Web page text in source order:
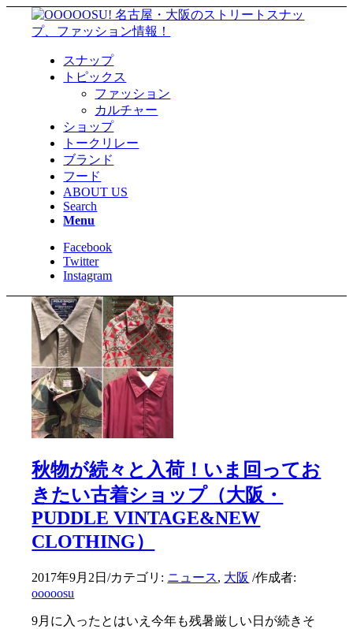
スナップ
トピックス
ファッション
カルチャー
ショップ
トークリレー
ブランド
フード
ABOUT US
Search
Menu
Facebook
Twitter
Instagram
秋物が続々と入荷！いま回ってお
きたい古着ショップ（大阪・
PUDDLE VINTAGE&NEW
CLOTHING）
2017年9月2日/カテゴリ: ニュース, 大阪 /作成者:
ooooosu
9月に入ったとはいえ今年も残暑厳しい日が続きそ